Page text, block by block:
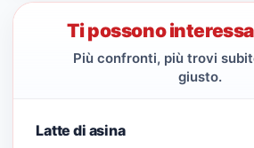
Ti possono
Più confronti, più trovi
giusto.
Latte di asina